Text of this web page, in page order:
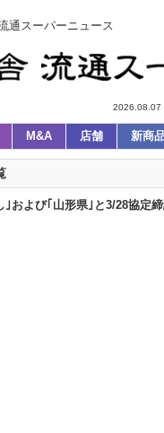
通スーパーニュース
2026.08.07
M&A 店舗 新商
および｢山形県｣と3/28協定